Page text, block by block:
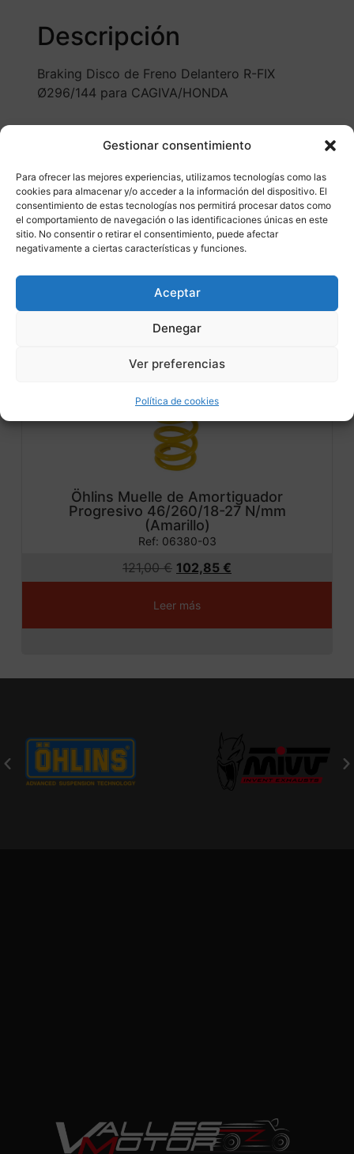
Gestionar consentimiento
Para ofrecer las mejores experiencias, utilizamos tecnologías como las
cookies para almacenar y/o acceder a la información del dispositivo. El
consentimiento de estas tecnologías nos permitirá procesar datos como
el comportamiento de navegación o las identificaciones únicas en este
sitio. No consentir o retirar el consentimiento, puede afectar
negativamente a ciertas características y funciones.
Aceptar
Denegar
Ver preferencias
Política de cookies
Descripción
Braking Disco de Freno Delantero R-FIX
Ø296/144 para CAGIVA/HONDA
CONSULTAR DISPONIBILIDAD
Öhlins Muelle de Amortiguador
Progresivo 46/260/18-27 N/mm
(Amarillo)
Ref: 06380-03
121,00€ 102,85 €
Leer más